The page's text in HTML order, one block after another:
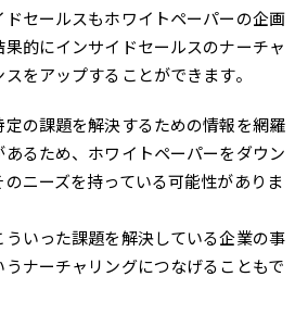
セールスもホワイトペーパーの企画
的にインサイドセールスのナーチャ
をアップすることができます。
の課題を解決するための情報を網羅
あるため、ホワイトペーパーをダウン
ニーズを持っている可能性がありま
いった課題を解決している企業の事
ナーチャリングにつなげることもで